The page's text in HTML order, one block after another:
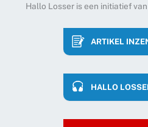
Hallo Losser is een initiatief
ARTIKEL
HALLO